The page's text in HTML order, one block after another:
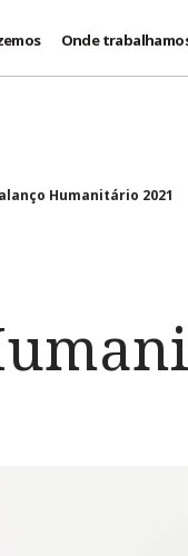
Onde
Humanitário 2021